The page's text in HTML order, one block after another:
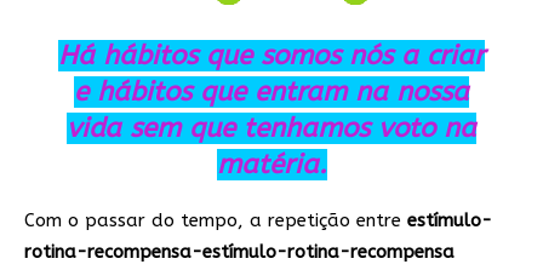
Há hábitos que somos nós a criar
e hábitos que entram na nossa
vida sem que tenhamos voto na
matéria.
Com o passar do tempo, a repetição entre estímulo-
rotina-recompensa-estímulo-rotina-recompensa